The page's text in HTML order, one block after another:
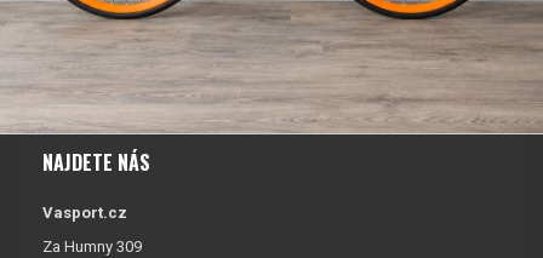
NAJDETE NÁS
Vasport.cz
Za Humny 309